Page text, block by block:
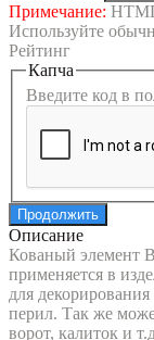
Примечание:
Используйте
Рейтинг
Капча
Введите код в
Продолжить
Описание
Кованый элемент
применяется в
для
перил. Так же
ворот, калиток и